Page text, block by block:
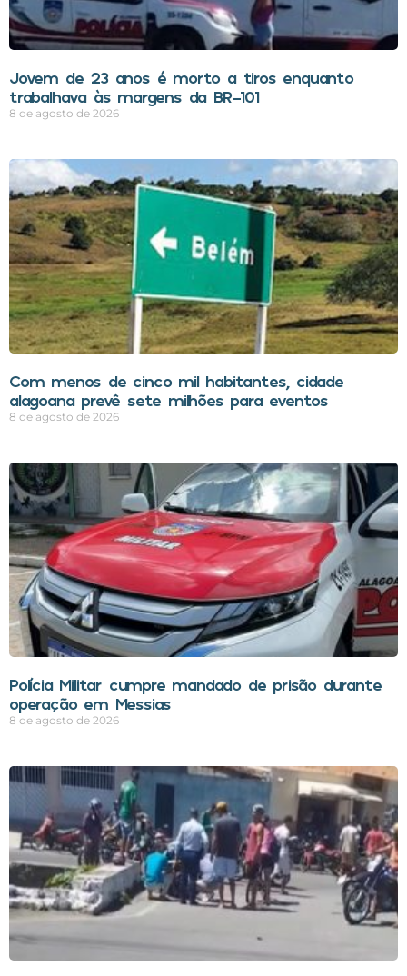
Jovem de 23 anos é morto a tiros enquanto
trabalhava às margens da BR-101
8 de agosto de 2026
Com menos de cinco mil habitantes, cidade
alagoana prevê sete milhões para eventos
8 de agosto de 2026
Polícia Militar cumpre mandado de prisão durante
operação em Messias
8 de agosto de 2026